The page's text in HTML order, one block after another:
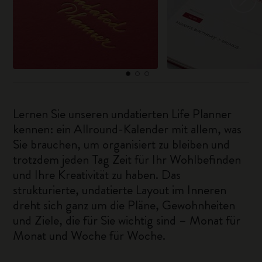
Lernen Sie unseren undatierten Life Planner
kennen: ein Allround-Kalender mit allem, was
Sie brauchen, um organisiert zu bleiben und
trotzdem jeden Tag Zeit für Ihr Wohlbefinden
und Ihre Kreativität zu haben. Das
strukturierte, undatierte Layout im Inneren
dreht sich ganz um die Pläne, Gewohnheiten
und Ziele, die für Sie wichtig sind – Monat für
Monat und Woche für Woche.